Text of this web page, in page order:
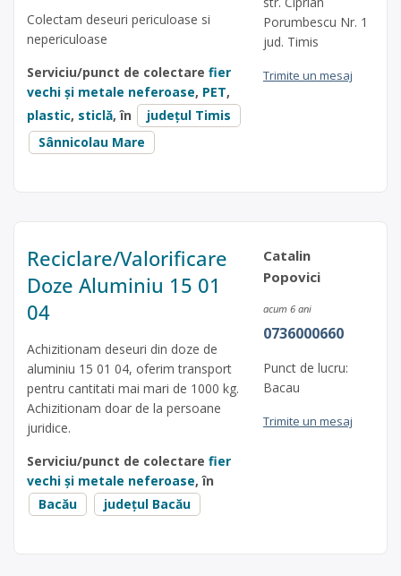
Colectam deseuri periculoase si
nepericuloase
Serviciu/punct de colectare fier
vechi și metale neferoase, PET,
plastic, sticlă, în
județul Timis
Sânnicolau Mare
Porumbescu Nr. 1
jud. Timis
Trimite un mesaj
Reciclare/Valorificare
Doze Aluminiu 15 01
04
Achizitionam deseuri din doze de
aluminiu 15 01 04, oferim transport
pentru cantitati mai mari de 1000 kg.
Achizitionam doar de la persoane
juridice.
Serviciu/punct de colectare fier
vechi și metale neferoase, în
Bacău
județul Bacău
Catalin
Popovici
acum 6 ani
0736000660
Punct de lucru:
Bacau
Trimite un mesaj